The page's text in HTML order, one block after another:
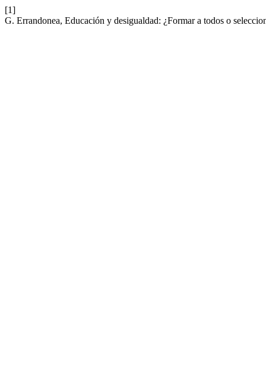
[1]
G. Errandonea, Educación y desigualdad: ¿Formar a todos o